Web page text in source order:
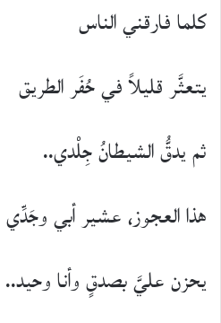
كلما فارقني الناس
يتعثَّر قليلاً في حُفَر الطريق
ثم يدقُّ الشيطانُ جِلْدي..
هذا العجوز، عشير أبي وجَدِّي
يحزن عليَّ بصدقٍ وأنا وحيد..